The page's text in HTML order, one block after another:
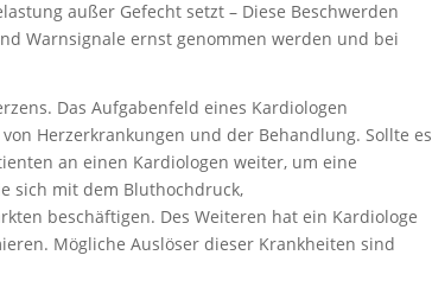
außer Gefecht setzt – Diese Beschwerden
Warnsignale ernst genommen werden und bei
Das Aufgabenfeld eines Kardiologen
Herzerkrankungen und der Behandlung. Sollte es
an einen Kardiologen weiter, um eine
sich mit dem Bluthochdruck,
beschäftigen. Des Weiteren hat ein Kardiologe
Mögliche Auslöser dieser Krankheiten sind